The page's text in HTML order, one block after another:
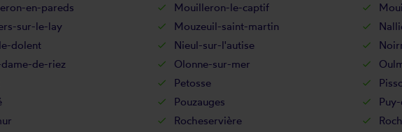
en-pareds Mouilleron-le-captif
sur-le-lay Mouzeuil-saint-martin
dolent Nieul-sur-l'autise
de-riez Olonne-sur-mer
Petosse
Pouzauges
Rocheservière